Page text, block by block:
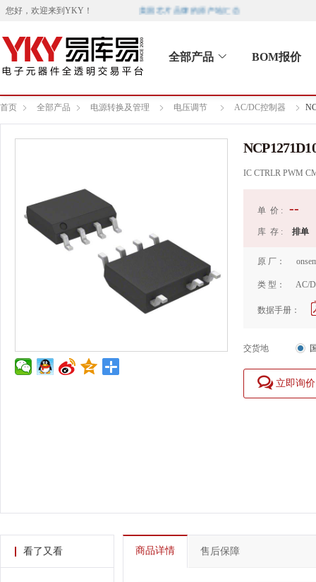
您好，欢迎来到 YKY ！ 美国芯片品牌的原产地汇总
全部产品 BOM报价
首页 全部产品 电源转换及管理 电压调节 AC/DC控制器
IC CTRLR PWM
单 价 : --
库 存 : 排单
原 厂：
类 型： AC/
数据手册：
交货地
立即询价
看了又看 商品详情 售后保障